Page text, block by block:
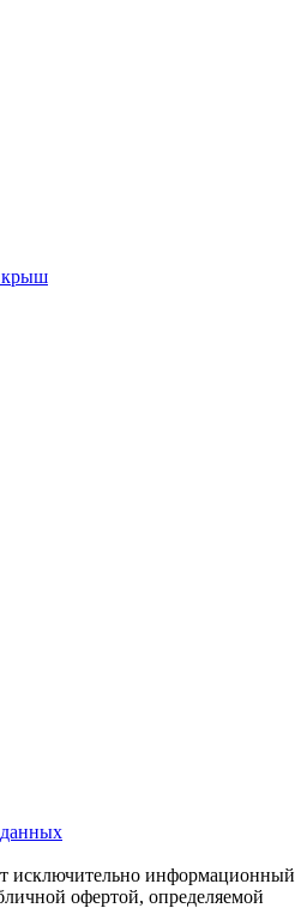
крыш
исключительно информационный
офертой, определяемой